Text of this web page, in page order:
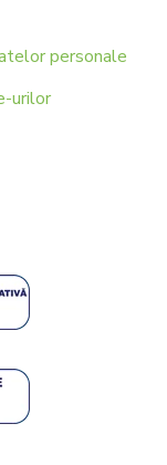
personale
urilor